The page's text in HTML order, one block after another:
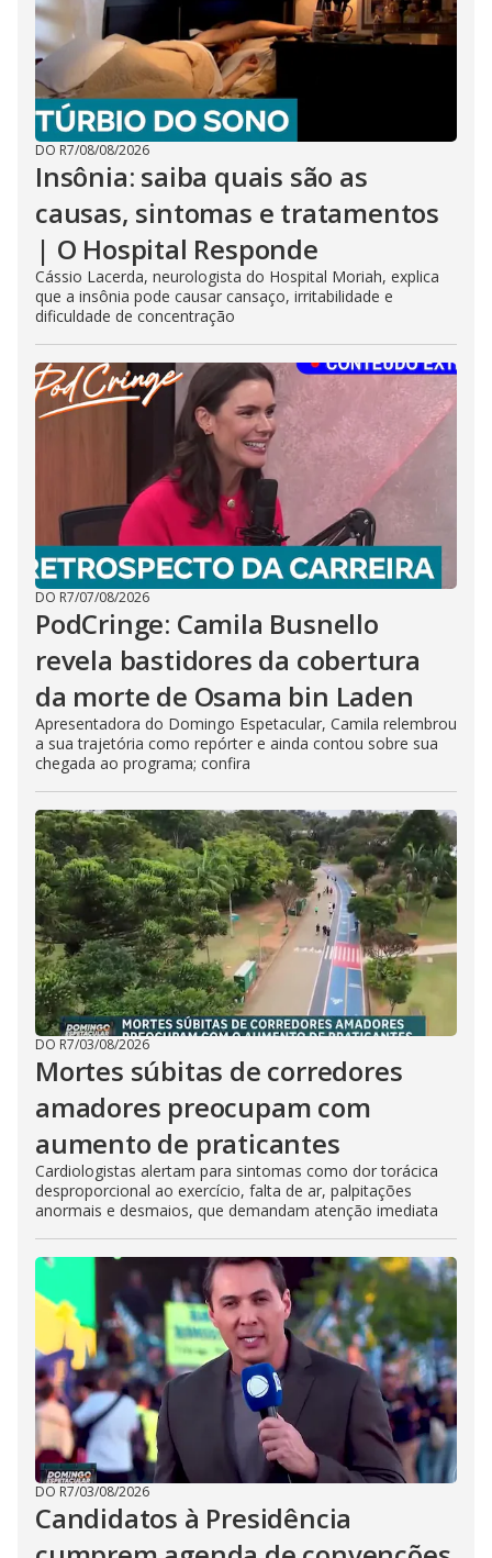
DO R7/08/08/2026
Insônia: saiba quais são as
causas, sintomas e tratamentos
| O Hospital Responde
Cássio Lacerda, neurologista do Hospital Moriah, explica
que a insônia pode causar cansaço, irritabilidade e
dificuldade de concentração
DO R7/07/08/2026
PodCringe: Camila Busnello
revela bastidores da cobertura
da morte de Osama bin Laden
Apresentadora do Domingo Espetacular, Camila relembrou
a sua trajetória como repórter e ainda contou sobre sua
chegada ao programa; confira
DO R7/03/08/2026
Mortes súbitas de corredores
amadores preocupam com
aumento de praticantes
Cardiologistas alertam para sintomas como dor torácica
desproporcional ao exercício, falta de ar, palpitações
anormais e desmaios, que demandam atenção imediata
DO R7/03/08/2026
Candidatos à Presidência